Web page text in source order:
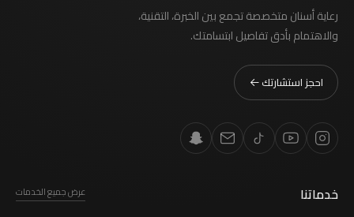
رعاية أسنان متخصصة تجمع بين الخبرة، التقنية،
والاهتمام بأدق تفاصيل ابتسامتك.
احجز استشارتك
خدماتنا عرض جميع الخدمات